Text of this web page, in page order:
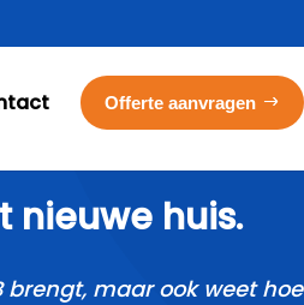
Offerte aanvragen
nieuwe huis.​
maar ook weet hoe